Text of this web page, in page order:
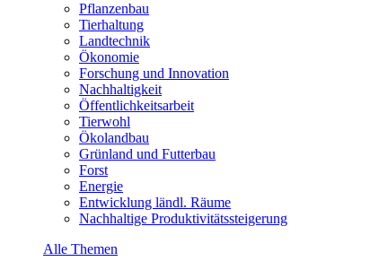
Pflanzenbau
Tierhaltung
Landtechnik
Ökonomie
Forschung und Innovation
Nachhaltigkeit
Öffentlichkeitsarbeit
Tierwohl
Ökolandbau
Grünland und Futterbau
Forst
Energie
Entwicklung ländl. Räume
Nachhaltige Produktivitätssteigerung
Alle Themen